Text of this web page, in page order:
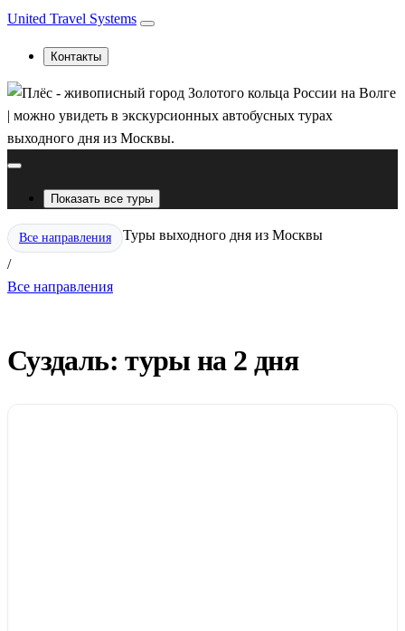
United Travel Systems
Контакты
Показать все туры
Все направления
/
Туры выходного дня из Москвы
Все направления
Суздаль: туры на 2 дня